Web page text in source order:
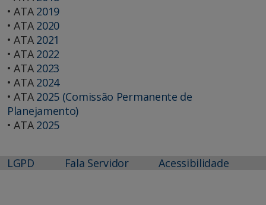
• ATA 2019
• ATA 2020
• ATA 2021
• ATA 2022
• ATA 2023
• ATA 2024
• ATA 2025 (Comissão Permanente de
Planejamento)
• ATA 2025
LGPD Fala Servidor Acessibilidade